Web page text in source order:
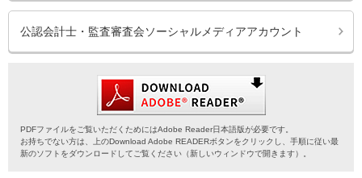
公認会計士・監査審査会ソーシャルメディアアカウント
PDFファイルをご覧いただくためにはAdobe Reader日本語版が必要です。
お持ちでない方は、上のDownload Adobe READERボタンをクリックし、手順に従い最
新のソフトをダウンロードしてご覧ください（新しいウィンドウで開きます）。